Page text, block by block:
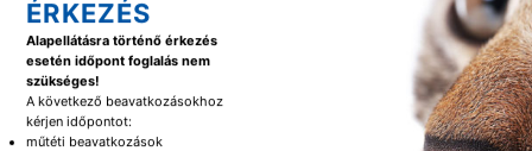
ÉRKEZÉS
Alapellátásra történő érkezés
esetén időpont foglalás nem
szükséges!
A következő beavatkozásokhoz
kérjen időpontot:
műtéti beavatkozások